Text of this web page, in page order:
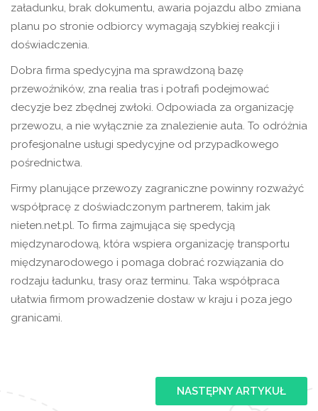
załadunku, brak dokumentu, awaria pojazdu albo zmiana
planu po stronie odbiorcy wymagają szybkiej reakcji i
doświadczenia.
Dobra firma spedycyjna ma sprawdzoną bazę
przewoźników, zna realia tras i potrafi podejmować
decyzje bez zbędnej zwłoki. Odpowiada za organizację
przewozu, a nie wyłącznie za znalezienie auta. To odróżnia
profesjonalne usługi spedycyjne od przypadkowego
pośrednictwa.
Firmy planujące przewozy zagraniczne powinny rozważyć
współpracę z doświadczonym partnerem, takim jak
nieten.net.pl. To firma zajmująca się spedycją
międzynarodową, która wspiera organizację transportu
międzynarodowego i pomaga dobrać rozwiązania do
rodzaju ładunku, trasy oraz terminu. Taka współpraca
ułatwia firmom prowadzenie dostaw w kraju i poza jego
granicami.
NASTĘPNY ARTYKUŁ